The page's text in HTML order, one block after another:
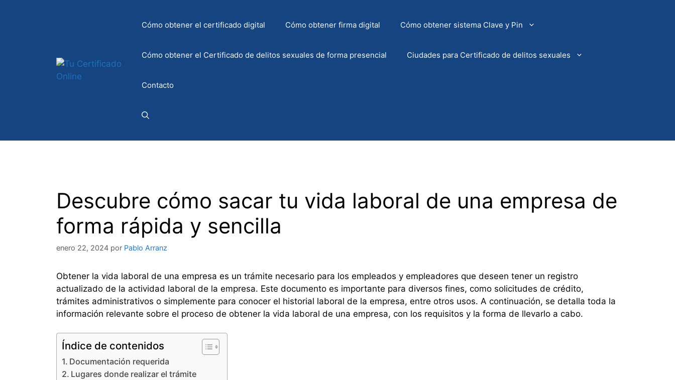
Cómo obtener el certificado digital Cómo obtener firma digital Cómo obtener sistema Clave y Pin
Cómo obtener el Certificado de delitos sexuales de forma presencial Ciudades para Certificado de delitos sexuales
Contacto
Descubre cómo sacar tu vida laboral de una empresa de
forma rápida y sencilla
enero 22, 2024 por Pablo Arranz
Obtener la vida laboral de una empresa es un trámite necesario para los empleados y empleadores que deseen tener un registro
actualizado de la actividad laboral de la empresa. Este documento es importante para diversos fines, como solicitudes de crédito,
trámites administrativos o simplemente para conocer el historial laboral de la empresa, entre otros usos. A continuación, se detalla toda la
información relevante sobre el proceso de obtener la vida laboral de una empresa, con los requisitos y la forma de llevarlo a cabo.
Índice de contenidos
Documentación requerida
Lugares donde realizar el trámite